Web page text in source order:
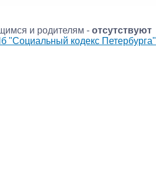
и родителям - отсутствуют
"Социальный кодекс Петербурга"